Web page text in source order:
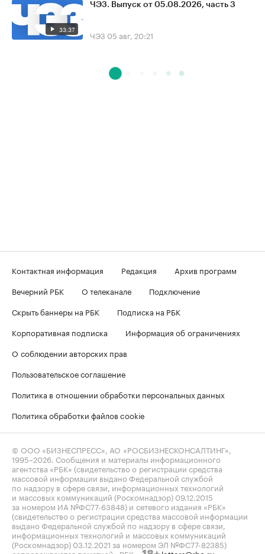
33:37
ЧЭЗ. Выпуск от 05.08.2026, часть 3
ЧЭЗ 05 авг, 20:21
Контактная информация Редакция
Архив программ
Вечерний РБК
О телеканале
Подключение
Скрыть баннеры на РБК
Подписка на РБК
Корпоративная подписка
Информация об ограничениях
О соблюдении авторских прав
Пользовательское соглашение
Политика в отношении обработки персональных данных
Политика обработки файлов cookie
© ООО «БИЗНЕСПРЕСС», АО «РОСБИЗНЕСКОНСАЛТИНГ»,
1995–2026 . Сообщения и материалы информационного
агентства «РБК» (свидетельство о регистрации средства
массовой информации выдано Федеральной службой
по надзору в сфере связи, информационных технологий
и массовых коммуникаций (Роскомнадзор) 09.12.2015
за номером ИА №ФС77-63848) и сетевого издания «РБК»
(свидетельство о регистрации средства массовой информации
выдано Федеральной службой по надзору в сфере связи,
информационных технологий и массовых коммуникаций
(Роскомнадзор) 03.12.2021 за номером ЭЛ №ФС77-82385)